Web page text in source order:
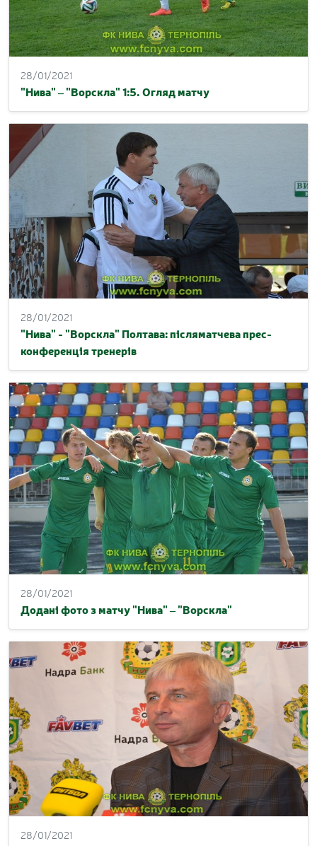
28/01/2021
"Нива" – "Ворскла" 1:5. Огляд матчу
28/01/2021
"Нива" - "Ворскла" Полтава: післяматчева прес-
конференція тренерів
28/01/2021
Додані фото з матчу "Нива" – "Ворскла"
28/01/2021